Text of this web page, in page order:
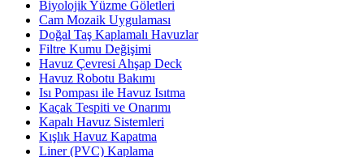
Biyolojik Yüzme Göletleri
Cam Mozaik Uygulaması
Doğal Taş Kaplamalı Havuzlar
Filtre Kumu Değişimi
Havuz Çevresi Ahşap Deck
Havuz Robotu Bakımı
Isı Pompası ile Havuz Isıtma
Kaçak Tespiti ve Onarımı
Kapalı Havuz Sistemleri
Kışlık Havuz Kapatma
Liner (PVC) Kaplama